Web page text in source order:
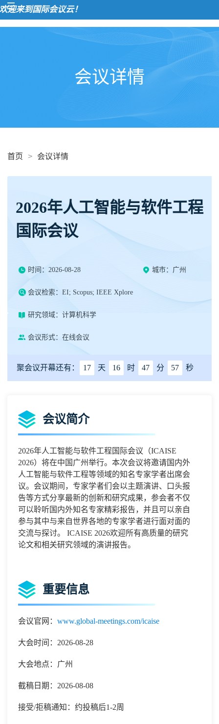
来到国际会议云！
会议详情
首页 > 会议详情
2026年人工智能与软件工程
国际会议
时间：2026-08-28 城市：广州
会议检索：EI; Scopus; IEEE Xplore
研究领域：计算机科学
会议形式：在线会议
聚会议开幕还有： 17 天 16 时 47 分 57 秒
会议简介
2026年人工智能与软件工程国际会议 （ICAISE
2026）将在中国 广州举行。本次会议将邀请国内外
人工智能与软件工程等领域的知名专家学者出席会
议。会议期间，专家学者们会以主题演讲、口头报
告等方式分享最新的创新和研究成果，参会者不仅
可以聆听国内外知名专家精彩报告，并且可以亲自
参与其中与来自世界各地的专家学者进行面对面的
交流与探讨。
ICAISE 2026欢迎所有高质量的研究
论文和相关研究领域的演讲报告。
重要信息
会议官网： www.global-meetings.com/icaise
大会时间：2026-08-28
大会地点：广州
截稿日期：2026-08-08
接受/拒稿通知：约投稿后1-2周